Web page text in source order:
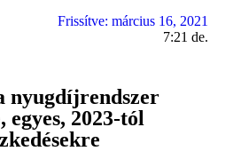
Frissítve: március 16, 2021
7:21 de.
nyugdíjrendszer
egyes, 2023-tól